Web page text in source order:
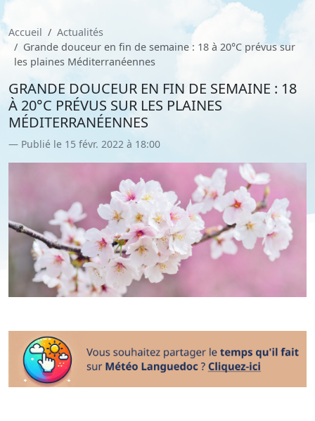
Accueil
Actualités
Grande douceur en fin de semaine : 18 à 20°C prévus sur
les plaines Méditerranéennes
GRANDE DOUCEUR EN FIN DE SEMAINE : 18
À 20°C PRÉVUS SUR LES PLAINES
MÉDITERRANÉENNES
Publié le 15 févr. 2022 à 18:00